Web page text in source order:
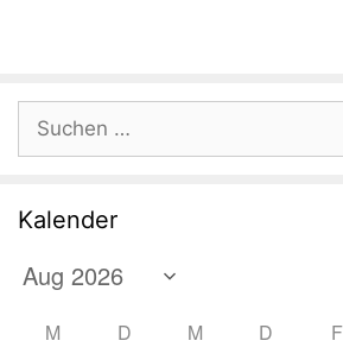
Suchen
nach:
Kalender
M D M D F